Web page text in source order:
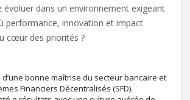
évoluer dans un environnement exigeant
performance, innovation et impact
cœur des priorités ?
bonne maîtrise du secteur bancaire et
Financiers Décentralisés (SFD).